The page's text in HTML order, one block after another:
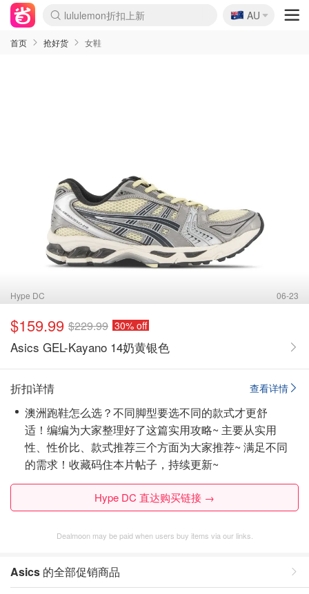
lululemon折扣上新
Sasa美妆护肤3.5折
SSENSE年中2.5折
FreshBeauty好价汇总
Cettire降价+叠9折
WWS Coles超市实拍
viagogo二手票捡漏
Myer超级周末
The Outnet奢牌1折起
David Jones 3折起
Flannels大牌1折
Perfumes Club护肤1折
AMIRO面罩$251
Amazon折扣汇总
eToro入金$200送$50
Amazon数码好物
ICONIC本周7.5折
ThedoubleF高奢地板价
Moose Knuckles 6折
丝芙兰5折起
EUFY摄像头$98
Selenichast首饰2折
Trip机票酒店促销
YSL送5件彩妆礼
Amazon家居好物
Amazon美妆护肤
雅漾大喷$8
过敏原检测盒$33
伊索独家赠50ml沐浴露
科颜氏高保湿面霜$29
SEALIFE海洋馆门票6折
丝塔芙大白罐$16
订阅Newsletter送香薰
Cult Beauty 6.8折
Harrods圣诞日历$525
LN-CC奢牌私促3折
d'Alba空姐喷雾$16
EVE LOM套装£56
Bernardelli独家4折
Adore Beauty 6折起
CT圣诞日历
Mytheresa奢品2.7折
Luxury Escapes 9折
Currentbody美容仪$881
MOON Garden Live
Roborock扫地机$649
Tingo Life水杯$24
Valentino官网5折
CR洗护套装$23
修丽可4件套$159
Myer彩妆2件7折
GANNI官网4.5折
Stylevana韩妆4折
Tessabit高奢8.5折
OGX洗发水$11
Amazon阿德莱德次日达
卡诗8.5折+赠礼
Philips Hue灯具8折
🇦🇺
AU
首页 抢好货 女鞋
Hype DC 06-23
$159.99 $229.99 30% off
Asics GEL-Kayano 14奶黄银色
查看详情
折扣详情
澳洲跑鞋怎么选？不同脚型要选不同的款式才更舒
适！编编为大家整理好了这篇实用攻略~ 主要从实用
性、性价比、款式推荐三个方面为大家推荐~ 满足不同
的需求！ 收藏码住本片帖子 ，持续更新~
Hype DC 直达购买链接 →
Dealmoon may be paid when users buy items via our links.
Asics 的全部促销商品